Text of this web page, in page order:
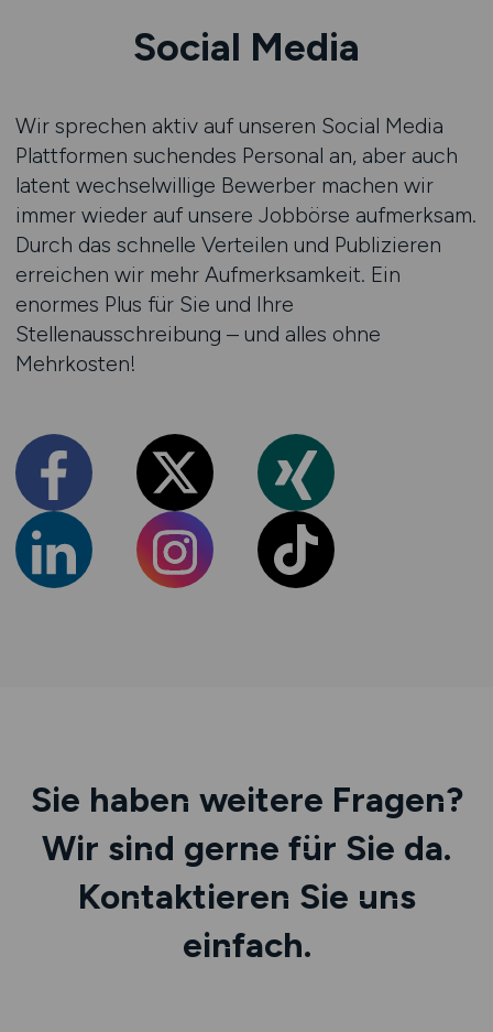
Social Media
Wir sprechen aktiv auf unseren Social Media
Plattformen suchendes Personal an, aber auch
latent wechselwillige Bewerber machen wir
immer wieder auf unsere Jobbörse aufmerksam.
Durch das schnelle Verteilen und Publizieren
erreichen wir mehr Aufmerksamkeit. Ein
enormes Plus für Sie und Ihre
Stellenausschreibung – und alles ohne
Mehrkosten!
Sie haben weitere Fragen?
Wir sind gerne für Sie da.
Kontaktieren Sie uns
einfach.